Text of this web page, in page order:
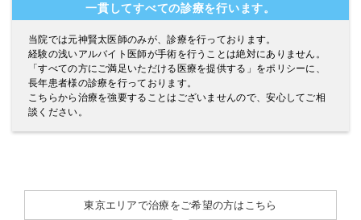
一貫してすべての診療を行います。
当院では元神賢太医師のみが、診療を行っております。
経験の浅いアルバイト医師が手術を行うことは絶対にありません。
「すべての方にご満足いただける医療を提供する」をポリシーに、
長年患者様の診療を行っております。
こちらから治療を強要することはございませんので、安心してご相
談ください。
東京エリアで治療をご希望の方はこちら